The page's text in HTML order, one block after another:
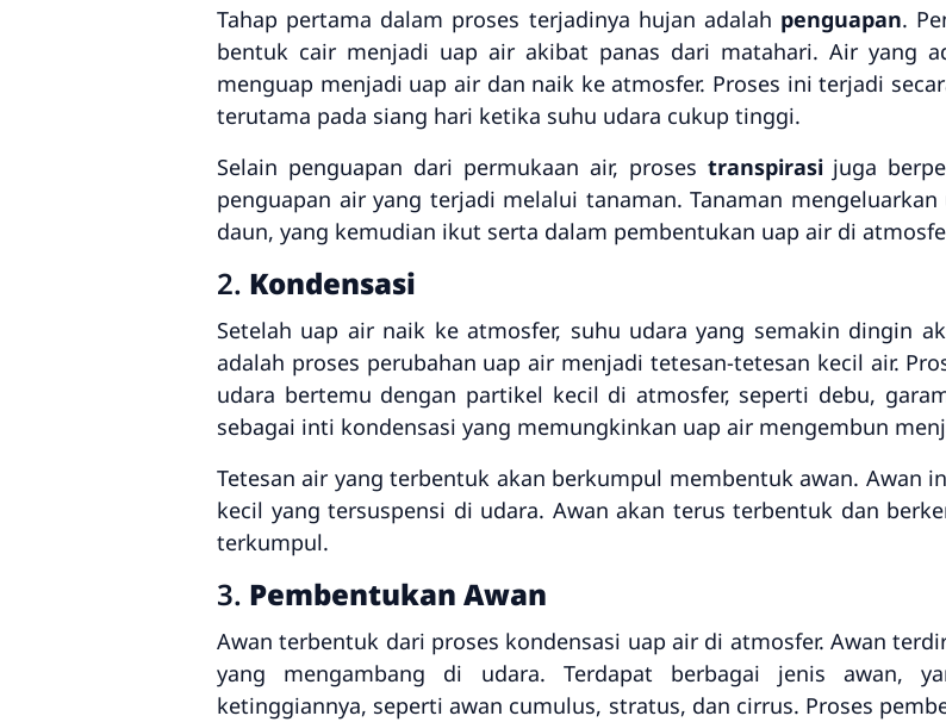
Tahap pertama dalam proses terjadinya hujan adalah penguapan.
bentuk cair menjadi uap air akibat panas dari matahari. Air yang
menguap menjadi uap air dan naik ke atmosfer. Proses ini terjadi
terutama pada siang hari ketika suhu udara cukup tinggi.
Selain penguapan dari permukaan air, proses transpirasijuga
penguapan air yang terjadi melalui tanaman. Tanaman
daun, yang kemudian ikut serta dalam pembentukan uap air di
2. Kondensasi
Setelah uap air naik ke atmosfer, suhu udara yang semakin dingin
adalah proses perubahan uap air menjadi tetesan-tetesan kecil air.
udara bertemu dengan partikel kecil di atmosfer, seperti debu,
sebagai inti kondensasi yang memungkinkan uap air mengembun
Tetesan air yang terbentuk akan berkumpul membentuk awan. Awan
kecil yang tersuspensi di udara. Awan akan terus terbentuk dan
terkumpul.
3. Pembentukan Awan
Awan terbentuk dari proses kondensasi uap air di atmosfer. Awan
yang mengambang di udara. Terdapat berbagai jenis awan,
ketinggiannya, seperti awan cumulus, stratus, dan cirrus. Proses